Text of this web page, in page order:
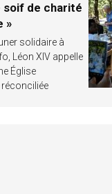
soif de charité
»
solidaire à
Léon XIV appelle
Église